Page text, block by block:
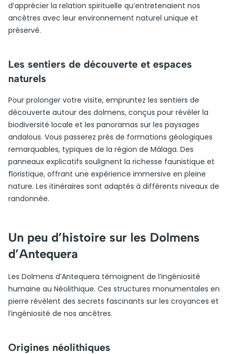
d’apprécier la relation spirituelle qu’entretenaient nos
ancêtres avec leur environnement naturel unique et
préservé.
Les sentiers de découverte et espaces
naturels
Pour prolonger votre visite, empruntez les sentiers de
découverte autour des dolmens, conçus pour révéler la
biodiversité locale et les panoramas sur les paysages
andalous. Vous passerez près de formations géologiques
remarquables, typiques de la région de Málaga. Des
panneaux explicatifs soulignent la richesse faunistique et
floristique, offrant une expérience immersive en pleine
nature. Les itinéraires sont adaptés à différents niveaux de
randonnée.
Un peu d’histoire sur les Dolmens
d’Antequera
Les Dolmens d’Antequera témoignent de l’ingéniosité
humaine au Néolithique. Ces structures monumentales en
pierre révèlent des secrets fascinants sur les croyances et
l’ingéniosité de nos ancêtres.
Origines néolithiques